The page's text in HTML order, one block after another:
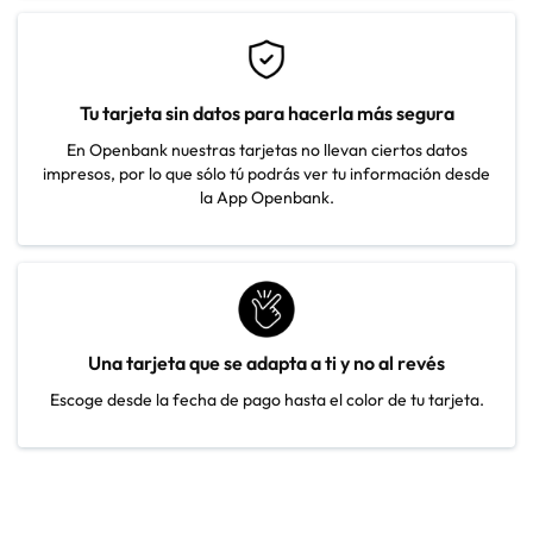
Tu tarjeta sin datos para hacerla más segura
En Openbank nuestras tarjetas no llevan ciertos datos
impresos, por lo que sólo tú podrás ver tu información desde
la App Openbank.
Una tarjeta que se adapta a ti y no al revés
Escoge desde la fecha de pago hasta el color de tu tarjeta.